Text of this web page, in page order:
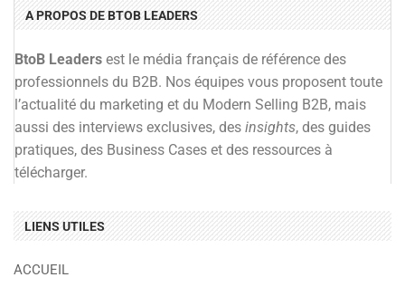
A PROPOS DE BTOB LEADERS
BtoB Leaders est le média français de référence des
professionnels du B2B. Nos équipes vous proposent toute
l’actualité du marketing et du Modern Selling B2B, mais
aussi des interviews exclusives, des insights, des guides
pratiques, des Business Cases et des ressources à
télécharger.
LIENS UTILES
ACCUEIL